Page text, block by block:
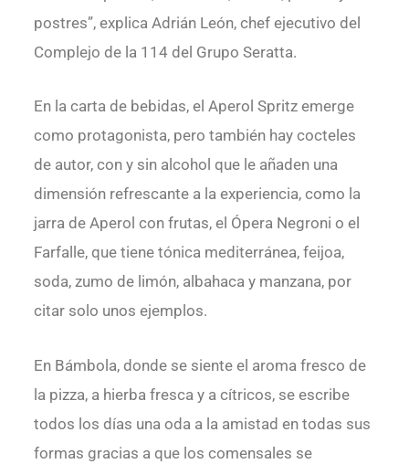
postres”, explica Adrián León, chef ejecutivo del
Complejo de la 114 del Grupo Seratta.
En la carta de bebidas, el Aperol Spritz emerge
como protagonista, pero también hay cocteles
de autor, con y sin alcohol que le añaden una
dimensión refrescante a la experiencia, como la
jarra de Aperol con frutas, el Ópera Negroni o el
Farfalle, que tiene tónica mediterránea, feijoa,
soda, zumo de limón, albahaca y manzana, por
citar solo unos ejemplos.
En Bámbola, donde se siente el aroma fresco de
la pizza, a hierba fresca y a cítricos, se escribe
todos los días una oda a la amistad en todas sus
formas gracias a que los comensales se